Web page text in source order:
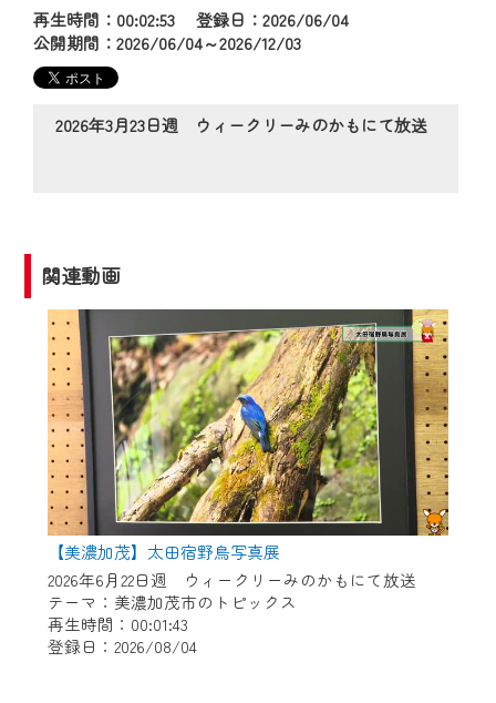
再生時間：00:02:53 登録日：2026/06/04
公開期間：2026/06/04～2026/12/03
2026年3月23日週 ウィークリーみのかもにて放送
関連動画
【美濃加茂】太田宿野鳥写真展
2026年6月22日週 ウィークリーみのかもにて放送
テーマ：美濃加茂市のトピックス
再生時間：00:01:43
登録日：2026/08/04
【変更点】
◆デザイン変更により、お住まいの地域
の動画コンテンツが一目瞭然。
◆当社アプリやＰＣブラウザから、いつ
でも・どこでも・外出先でも！
2024年9月24日からはご加入者様へのサー
ビス向上のため、
『CCNet Web TV』を利用いただくには、
一部コンテンツを除き、
CCNetサービスへの加入と『CCNetマイ
ページ※』へのログインが必要となりま
す。
何卒、ご理解ご了承の程よろしくお願い
いたします。
※マイページへのログインには、MyIDが必
要となります。
※MyIDとは、CCNet Web TVを含むCCNetの
各種サービスをご利用頂くためのIDです。